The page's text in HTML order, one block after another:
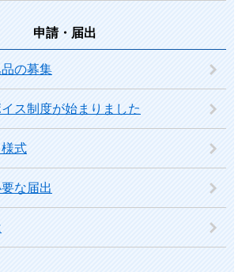
申請・届出
の募集
ス制度が始まりました
式
な届出